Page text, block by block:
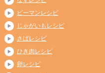
ピーマンレシピ
じゃがいもレシピ
さばレシピ
ひき肉レシピ
卵レシピ